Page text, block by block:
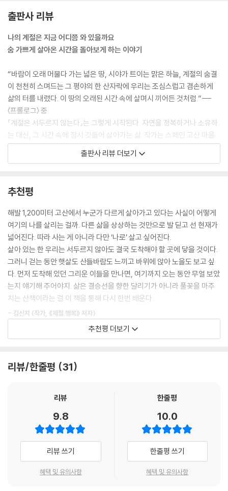
에서 지혜를 빌려 살아가는 존재라는 걸요.
---p.45
그 말에 저는 제 마음이 부끄러워졌습니다. 암에 걸린 친구 앞에서 너무 많
은 계산을 하고 있었던 것입니다. 우리는 결국 매달 300유로를 전하기로
했습니다. 그 선택 이후, 우리 삶은 되레 더 가벼워졌습니다.
---p.50
“엄마, 이 꽃은 뭐예요?”
한때 감탄의 대상이던 ‘꽃’은 이제 질문이 되었습니다. 여전히 반짝이는 눈
으로 세상을 바라보는 아이들의 시선이 참 좋습니다.
“쉽게 자란 건, 쉽게 사라지지.”
“그럼 우리는 트러플 같은 거네. 거친 땅에서 자라야 깊은 향이 나는.”
그가 웃으며 고개를 끄덕였습니다.
---p.147
어떤 해는 포도를 따 먹을 수 있었고, 어떤 해는 배를 따다가 설탕 절임을
하고 케이크도 만들어 먹었습니다. 어떤 해는 양 떼에게 선수를 뺏겨 맛도
못 보고 지나갔고요. 사실 그 포도와 배나무는 야생에서 자라나 누구의 것
도 아닙니다. 우리도 있으면 먹고 없으면 못 먹는 신세랍니다.
---p.162
낮에는 그냥 스쳐 지나갈 존재들이 밤에는 유난히 세상의 중심이 됩니다.
을 내미는 밤. 아무것도 아닌 것들이 빛나는 밤이었습니다.
---p.178
불길이 활활 타오르면 집 안 가득 온기가 퍼집니다. 순간순간 사라지는 장
작은 우리의 하루를 닮았습니다. 난로 앞에 조용히 앉아 생각합니다. 비우
고, 채우고, 태우며 나는 무엇을 남기고 무엇을 내려놓아야 할까요.
나무는 살아서는 그늘을, 죽어서는 따뜻함을 내어 줍니다. 재가 되어서는
다시 대지로 스며들어 새로운 생명의 밑거름이 되지요. 우리의 하루도 그
렇게 흘러가면 충분합니다.
출판사 리뷰
나의 계절은 지금 어디쯤 와 있을까요
숨 가쁘게 살아온 시간을 돌아보게 하는 이야기
“바람이 오래 머물다 가는 넓은 땅, 시야가 트이는 맑은 하늘, 계절의 숨결
이 천천히 스며드는 그 평야의 한 산자락에 우리는 조심스럽고 겸손하게
삶의 터를 내렸다. 이 땅의 오래된 시간 속에 살며시 끼어든 것처럼.”---
〈프롤로그〉 중
『계절은 서두르지 않는다』는 그렇게 시작된다. 자연을 정복하거나 소유하
는 대신, 그 시간 속에 잠시 깃들어 살아가는 삶. 작가는 스페인 고산 마을
비스타베야의 사계절을 지나며 인간 역시 자연의 일부라는 가장 단순한 감
히 지나치기 쉬운 순간들 속에서 발견한 작은 변화와 기쁨들. 비스타베야
의 빛과 바람을 따라가다 보면 자연의 온기가 어느새 마음 깊은 곳까지 스
며든다.
작가는 자연을 관찰하며 살아가는 동안 삶을 대하는 태도 역시 조금씩 달
라졌다고 말한다. 씨앗 하나가 싹을 틔우는 데도 시간이 필요하고, 열매가
익어 가는 속도도 저마다 다르다. 자연의 세계는 조급해하지 않는다. 인간
역시 자신만의 속도로 살아가는 존재라는 사실을 계절은 매번 새롭게 가르
쳐 준다.
삶에 대한 통찰은 거창한 깨달음보다 작은 장면들 속에 더 자주 숨어 있다.
“100유로가 더 있다고 우리가 더 행복해질까?”
--- 〈어떤 온기는 사라지지 않는다〉 중
가벼워졌다. 아끼는 사람에게 더 주고 싶은 마음이 오히려 자신들을 자유
“삶은 결승선을 향한 달리기가 아니라
풀꽃을 마주치는 산책이라는 걸
이 책을 통해 다시 한번 배운다.”
- 김신지 작가 추천사 중에서
“쉽게 자란 건, 쉽게 사라지지.”
출판사 리뷰 더보기
추천평
해발 1,200미터 고산에서 누군가 다르게 살아가고 있다는 사실이 어떻게
여기의 나를 살리는 걸까. 다른 삶을 상상하는 것만으로 발 딛고 선 현재가
넓어진다. 따라 사는 게 아니라 다만 ‘나로’ 살고 싶어진다.
살아 있는 한 우리는 서두르지 않아도 결국 도착해야 할 곳에 닿을 것이다.
그러니 걷는 동안 햇살도 산들바람도 느끼고 바위에 앉아 노을도 보고 싶
다. 먼저 도착해 있던 그리운 이들을 만나면, 여기까지 오는 동안 무얼 보았
는지 얘기해 주어야지. 삶은 결승선을 향한 달리기가 아니라 풀꽃을 마주
치는 산책이라는 걸 이 책을 통해 다시 한번 배운다.
- 김신지 (작가, 《제철 행복》 저자)
책을 많이 내 본 사람은 안다. 책 제목이 큰 몫을 한다는 것을. 《계절은 서두
음이 보인다. 그래, 그래, 나도 이 사람의 마음을 알 것 같아. 그런 마음이 생
무릇 하늘의 별들이 제각기 자기의 갈 길을 가듯이 세상의 사람들도 자기
가 가야 할 길이 있다. 인생의 길이고 운명의 길이다. 그러나 자기의 길을
제대로 가는 사람은 그다지 많지 않다. 처음에는 제대로 가는 것 같다가도
과 어울려 먼지처럼 떠도는 사람들도 많다. 그러나 묵묵히 자기의 길을 가
는 사람이 있다. 참으로 아름다운 사람이다.
나아가 어떤 사람은 자기의 길을 만들어 가면서 산다. 그야말로 모범이고
추천평 더보기
리뷰/한줄평 31
리뷰
9.8
리뷰 쓰기
혜택 및 유의사항
한줄평
10.0
한줄평 쓰기
혜택 및 유의사항